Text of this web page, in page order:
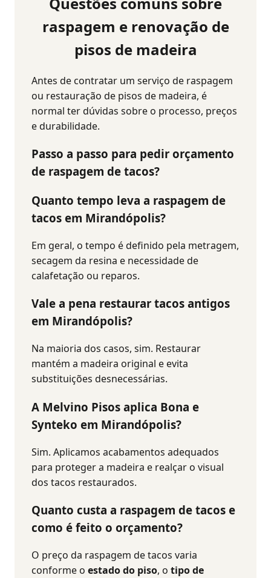
raspagem e renovação de
pisos de madeira
Antes de contratar um serviço de raspagem
ou restauração de pisos de madeira, é
normal ter dúvidas sobre o processo, preços
e durabilidade.
Passo a passo para pedir orçamento
de raspagem de tacos?
Quanto tempo leva a raspagem de
tacos em Mirandópolis?
Em geral, o tempo é definido pela metragem,
secagem da resina e necessidade de
calafetação ou reparos.
Vale a pena restaurar tacos antigos
em Mirandópolis?
Na maioria dos casos, sim. Restaurar
mantém a madeira original e evita
substituições desnecessárias.
A Melvino Pisos aplica Bona e
Synteko em Mirandópolis?
Sim. Aplicamos acabamentos adequados
para proteger a madeira e realçar o visual
dos tacos restaurados.
Quanto custa a raspagem de tacos e
como é feito o orçamento?
O preço da raspagem de tacos varia
conforme o estado do piso, o tipo de